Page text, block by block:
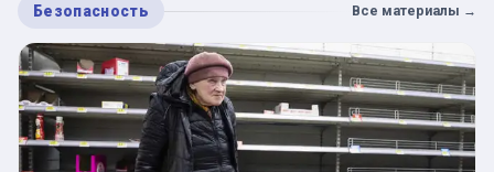
Безопасность Все материалы →